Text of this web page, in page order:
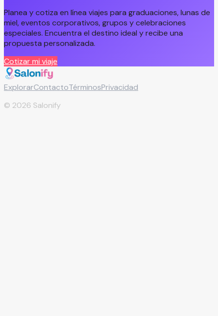
Planea y cotiza en línea viajes para graduaciones, lunas de
miel, eventos corporativos, grupos y celebraciones
especiales. Encuentra el destino ideal y recibe una
propuesta personalizada.
Cotizar mi viaje
ExplorarContactoTérminosPrivacidad
© 2026 Salonify